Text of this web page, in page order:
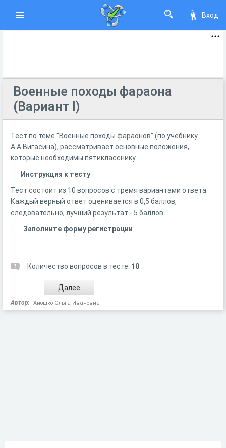
Вход
Военные походы фараона
(Вариант I)
Тест по теме "Военные походы фараонов" (по учебнику
А.А.Вигасина), рассматривает основные положения,
которые необходимы пятикласснику.
Инструкция к тесту
Тест состоит из 10 вопросов с тремя вариантами ответа.
Каждый верный ответ оценивается в 0,5 баллов,
следовательно, лучший результат - 5 баллов
Заполните форму регистрации
Количество вопросов в тесте: 10
Автор: Аношко Ольга Ивановна